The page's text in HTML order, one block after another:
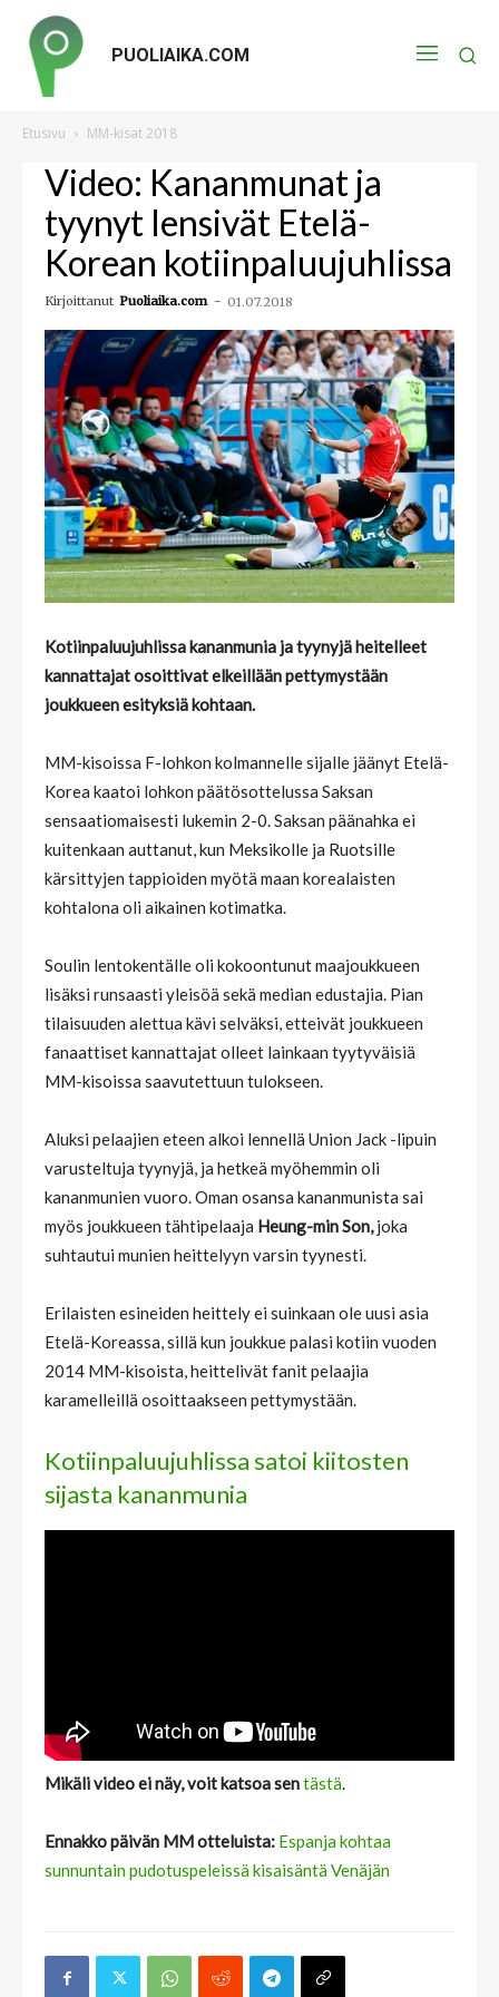
PUOLIAIKA.COM
Etusivu MM-kisat 2018
Video: Kananmunat ja
tyynyt lensivät Etelä-
Korean kotiinpaluujuhlissa
Kirjoittanut Puoliaika.com - 01.07.2018
Kotiinpaluujuhlissa kananmunia ja tyynyjä heitelleet
kannattajat osoittivat elkeillään pettymystään
joukkueen esityksiä kohtaan.
MM-kisoissa F-lohkon kolmannelle sijalle jäänyt Etelä-
Korea kaatoi lohkon päätösottelussa Saksan
sensaatiomaisesti lukemin 2-0. Saksan päänahka ei
kuitenkaan auttanut, kun Meksikolle ja Ruotsille
kärsittyjen tappioiden myötä maan korealaisten
kohtalona oli aikainen kotimatka.
Soulin lentokentälle oli kokoontunut maajoukkueen
lisäksi runsaasti yleisöä sekä median edustajia. Pian
tilaisuuden alettua kävi selväksi, etteivät joukkueen
fanaattiset kannattajat olleet lainkaan tyytyväisiä
MM-kisoissa saavutettuun tulokseen.
Aluksi pelaajien eteen alkoi lennellä Union Jack -lipuin
varusteltuja tyynyjä, ja hetkeä myöhemmin oli
kananmunien vuoro. Oman osansa kananmunista sai
myös joukkueen tähtipelaaja Heung-min Son,joka
suhtautui munien heittelyyn varsin tyynesti.
Erilaisten esineiden heittely ei suinkaan ole uusi asia
Etelä-Koreassa, sillä kun joukkue palasi kotiin vuoden
2014 MM-kisoista, heittelivät fanit pelaajia
karamelleillä osoittaakseen pettymystään.
Kotiinpaluujuhlissa satoi kiitosten
sijasta kananmunia
Mikäli video ei näy, voit katsoa sentästä.
Ennakko päivän MM otteluista: Espanja kohtaa
sunnuntain pudotuspeleissä kisaisäntä Venäjän